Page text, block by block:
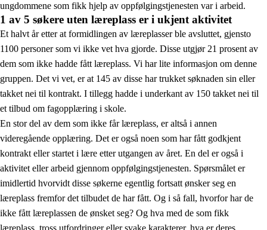
ungdommene som fikk hjelp av oppfølgingstjenesten var i arbeid.
1 av 5 søkere uten læreplass er i ukjent aktivitet
Et halvt år etter at formidlingen av læreplasser ble avsluttet, gjensto
1100 personer som vi ikke vet hva gjorde. Disse utgjør 21 prosent av
dem som ikke hadde fått læreplass. Vi har lite informasjon om denne
gruppen. Det vi vet, er at 145 av disse har trukket søknaden sin eller
takket nei til kontrakt. I tillegg hadde i underkant av 150 takket nei til
et tilbud om fagopplæring i skole.
En stor del av dem som ikke får læreplass, er altså i annen
videregående opplæring. Det er også noen som har fått godkjent
kontrakt eller startet i lære etter utgangen av året. En del er også i
aktivitet eller arbeid gjennom oppfølgingstjenesten. Spørsmålet er
imidlertid hvorvidt disse søkerne egentlig fortsatt ønsker seg en
læreplass fremfor det tilbudet de har fått. Og i så fall, hvorfor har de
ikke fått læreplassen de ønsket seg? Og hva med de som fikk